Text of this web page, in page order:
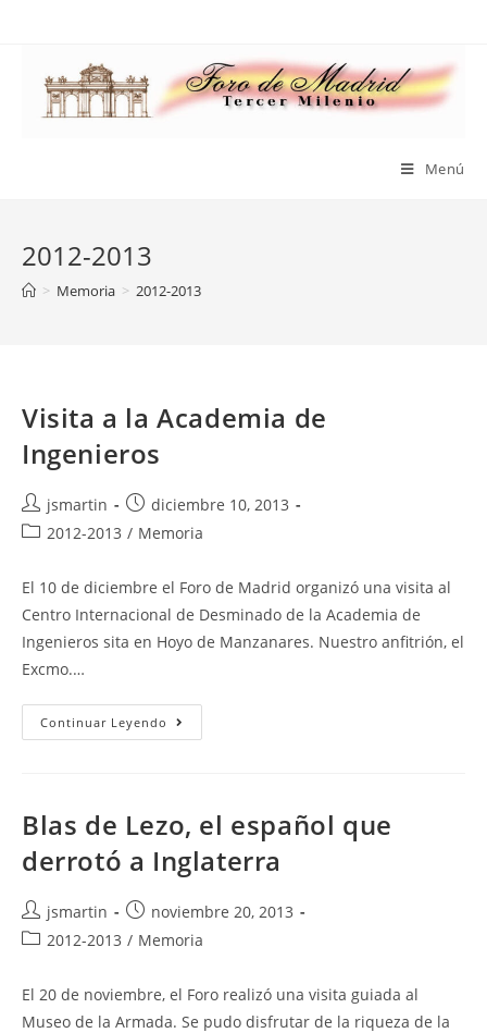
Menú
2012-2013
> Memoria > 2012-2013
Visita a la Academia de
Ingenieros
Autor
de
jsmartin
Publicación
de
diciembre 10, 2013
Categoría
la
entrada:
2012-2013 / Memoria
El 10 de diciembre el Foro de Madrid organizó una visita al
Centro Internacional de Desminado de la Academia de
Ingenieros sita en Hoyo de Manzanares. Nuestro anfitrión, el
Excmo.…
Continuar Leyendo Visita
A
Blas de Lezo, el español que
derrotó a Inglaterra
Autor
de
jsmartin
Publicación
de
noviembre 20, 2013
Categoría
la
entrada:
2012-2013 / Memoria
El 20 de noviembre, el Foro realizó una visita guiada al
Museo de la Armada. Se pudo disfrutar de la riqueza de la